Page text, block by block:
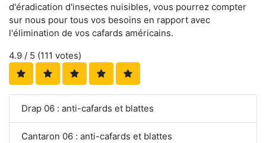
d'éradication d'insectes nuisibles, vous pourrez compter
sur nous pour tous vos besoins en rapport avec
l'élimination de vos cafards américains.
4.9 / 5 (111 votes)
Drap 06 : anti-cafards et blattes
Cantaron 06 : anti-cafards et blattes